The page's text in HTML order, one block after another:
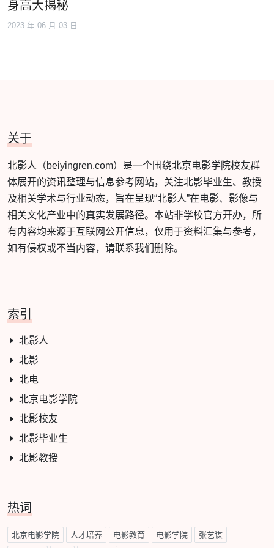
身高大揭秘
2023 年 06 月 03 日
关于
北影人（beiyingren.com）是一个围绕北京电影学院校友群
体展开的资讯整理与信息参考网站，关注北影毕业生、教授
及相关学术与行业动态，旨在呈现“北影人”在电影、影像与
相关文化产业中的真实发展路径。本站非学校官方开办，所
有内容均来源于互联网公开信息，仅用于资料汇集与参考，
如有侵权或不当内容，请联系我们删除。
索引
北影人
北影
北电
北京电影学院
北影校友
北影毕业生
北影教授
热词
北京电影学院 人才培养 电影教育 电影学院 张艺谋